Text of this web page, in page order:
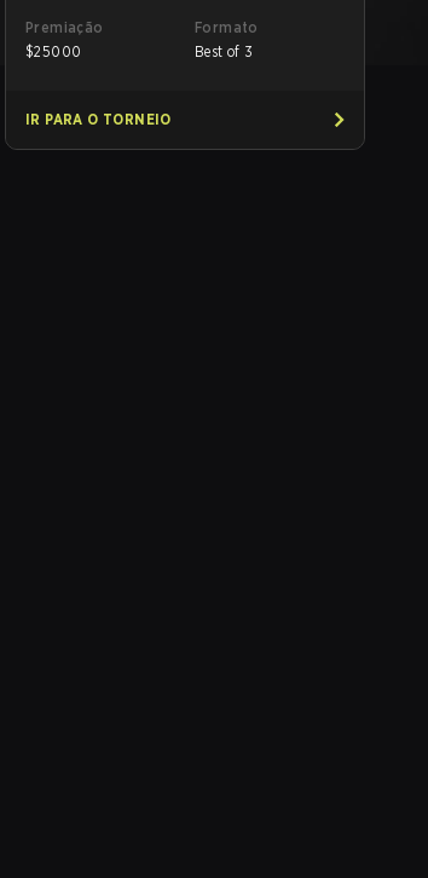
Premiação
$25000
Formato
Best of 3
IR PARA O TORNEIO